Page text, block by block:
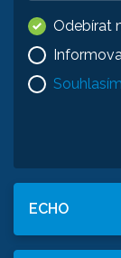
Odebírat
ECHO